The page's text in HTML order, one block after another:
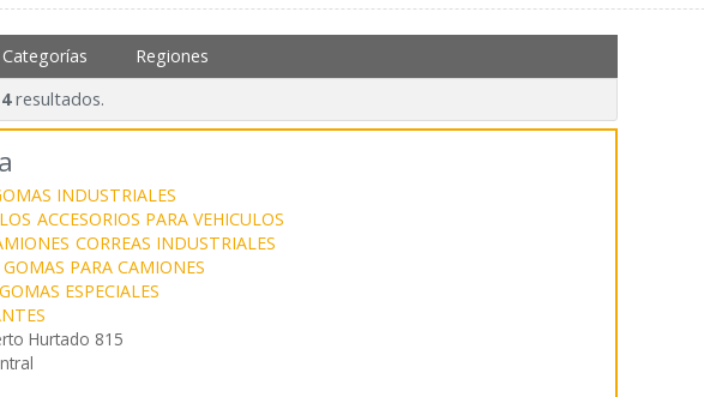
Categorías Regiones
4resultados.
INDUSTRIALES
ACCESORIOS PARA VEHICULOS
CORREAS INDUSTRIALES
GOMAS PARA CAMIONES
GOMAS ESPECIALES
Hurtado 815